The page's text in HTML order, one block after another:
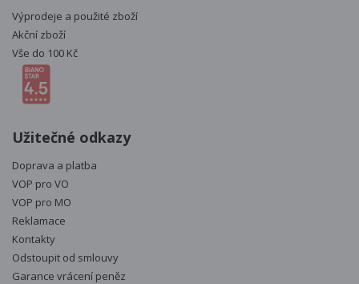
Výprodeje a použité zboží
Akční zboží
Vše do 100 Kč
Užitečné odkazy
Doprava a platba
VOP pro VO
VOP pro MO
Reklamace
Kontakty
Odstoupit od smlouvy
Garance vrácení peněz